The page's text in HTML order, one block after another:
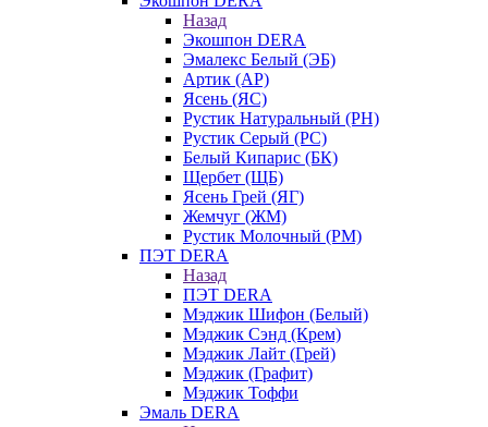
Назад
Экошпон DERA
Эмалекс Белый (ЭБ)
Артик (АР)
Ясень (ЯС)
Рустик Натуральный (РН)
Рустик Серый (РС)
Белый Кипарис (БК)
Щербет (ЩБ)
Ясень Грей (ЯГ)
Жемчуг (ЖМ)
Рустик Молочный (РМ)
ПЭТ DERA
Назад
ПЭТ DERA
Мэджик Шифон (Белый)
Мэджик Сэнд (Крем)
Мэджик Лайт (Грей)
Мэджик (Графит)
Мэджик Тоффи
Эмаль DERA